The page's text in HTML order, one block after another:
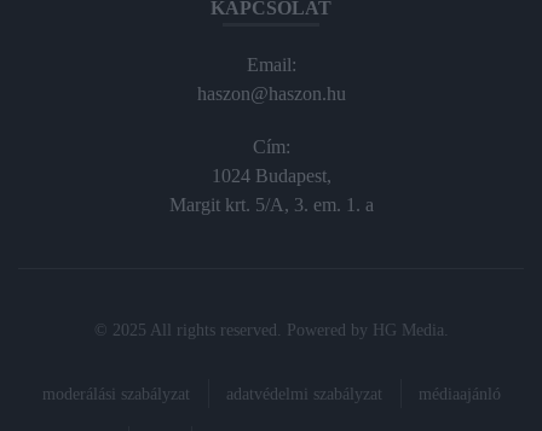
KAPCSOLAT
Email:
haszon@haszon.hu
Cím:
1024 Budapest,
Margit krt. 5/A, 3. em. 1. a
© 2025 All rights reserved. Powered by HG Media
moderálási szabályzat adatvédelmi szabályzat médiaajánló